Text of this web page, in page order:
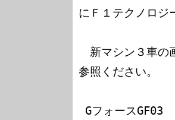
にＦ１テクノロジ
新マシン３車の
参照ください。